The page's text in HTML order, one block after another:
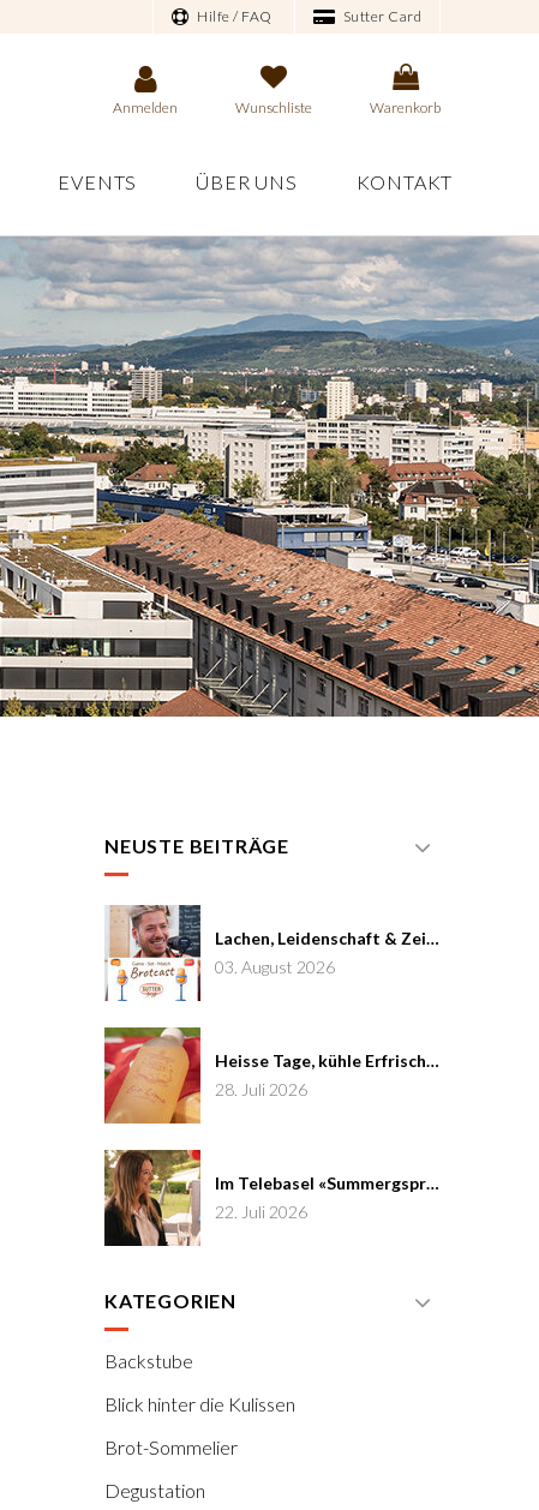
Hilfe / FAQ Sutter Card
Anmelden Wunschliste Warenkorb
EVENTS ÜBER UNS KONTAKT
NEUSTE BEITRÄGE
Lachen, Leidenschaft & Zeit: Joël von Mutzenbecher im Brotcast #7
03. August 2026
Heisse Tage, kühle Erfrischung
28. Juli 2026
Im Telebasel «Summergspröch» zu Gast
22. Juli 2026
KATEGORIEN
Backstube
Blick hinter die Kulissen
Brot-Sommelier
Degustation